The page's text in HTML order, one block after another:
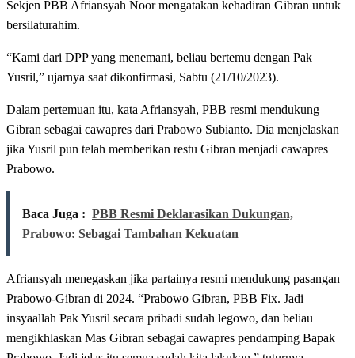
Sekjen PBB Afriansyah Noor mengatakan kehadiran Gibran untuk
bersilaturahim.
“Kami dari DPP yang menemani, beliau bertemu dengan Pak
Yusril,” ujarnya saat dikonfirmasi, Sabtu (21/10/2023).
Dalam pertemuan itu, kata Afriansyah, PBB resmi mendukung
Gibran sebagai cawapres dari Prabowo Subianto. Dia menjelaskan
jika Yusril pun telah memberikan restu Gibran menjadi cawapres
Prabowo.
Baca Juga : PBB Resmi Deklarasikan Dukungan,
Prabowo: Sebagai Tambahan Kekuatan
Afriansyah menegaskan jika partainya resmi mendukung pasangan
Prabowo-Gibran di 2024. “Prabowo Gibran, PBB Fix. Jadi
insyaallah Pak Yusril secara pribadi sudah legowo, dan beliau
mengikhlaskan Mas Gibran sebagai cawapres pendamping Bapak